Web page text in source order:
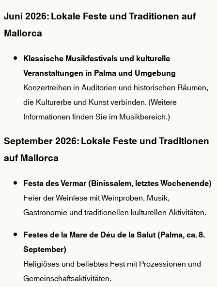
Juni 2026: Lokale Feste und Traditionen auf
Mallorca
Klassische Musikfestivals und kulturelle
Veranstaltungen in Palma und Umgebung
Konzertreihen in Auditorien und historischen Räumen,
die Kulturerbe und Kunst verbinden. (Weitere
Informationen finden Sie im Musikbereich.)
September 2026: Lokale Feste und Traditionen
auf Mallorca
Festa des Vermar (Binissalem, letztes Wochenende)
Feier der Weinlese mit Weinproben, Musik,
Gastronomie und traditionellen kulturellen Aktivitäten.
Festes de la Mare de Déu de la Salut (Palma, ca. 8.
September)
Religiöses und beliebtes Fest mit Prozessionen und
Gemeinschaftsaktivitäten.